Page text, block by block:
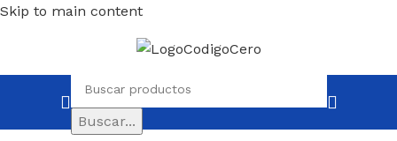
Skip to main content
Buscar...